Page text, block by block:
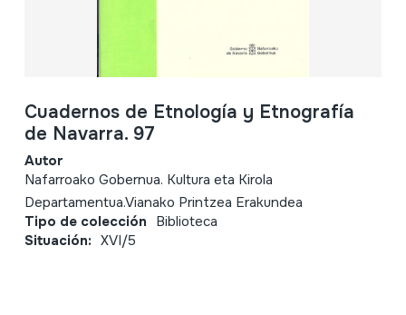
Cuadernos de Etnología y Etnografía
de Navarra. 97
Autor
Nafarroako Gobernua. Kultura eta Kirola
Departamentua.Vianako Printzea Erakundea
Tipo de colección Biblioteca
Situación: XVI/5